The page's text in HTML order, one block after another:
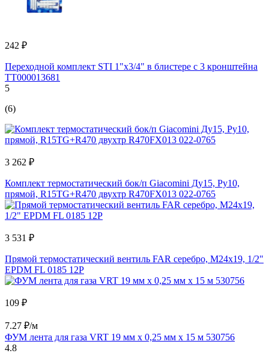
242 ₽
Переходной комплект STI 1"х3/4" в блистере с 3 кронштейна
ТТ000013681
5
(6)
3 262 ₽
Комплект термостатический бок/п Giacomini Ду15, Ру10,
прямой, R15TG+R470 двухтр R470FX013 022-0765
3 531 ₽
Прямой термостатический вентиль FAR серебро, М24x19, 1/2"
EPDM FL 0185 12P
109 ₽
7.27 ₽/м
ФУМ лента для газа VRT 19 мм х 0,25 мм х 15 м 530756
4.8